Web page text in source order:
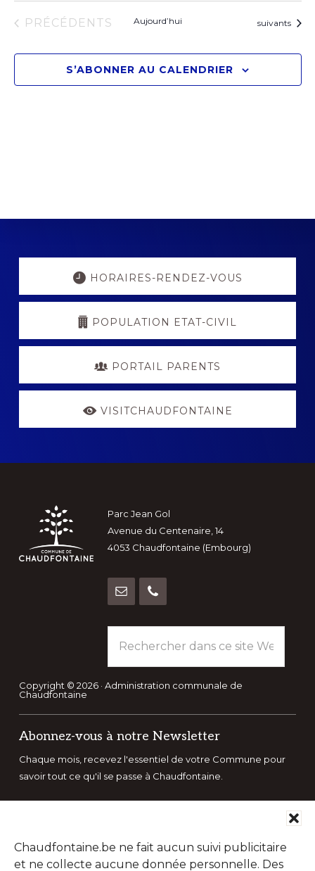
Chaudfontaine.be ne fait aucun suivi publicitaire
et ne collecte aucune donnée personnelle. Des
ÉVÈNEMENTS
PRÉCÉDENTS Aujourd’hui Évènements
suivants
S’ABONNER AU CALENDRIER
Explore
HORAIRES-RENDEZ-VOUS
POPULATION ETAT-CIVIL
PORTAIL PARENTS
VISITCHAUDFONTAINE
Footer
Parc Jean Gol
Avenue du Centenaire, 14
4053 Chaudfontaine (Embourg)
dans
ce
site
Copyright © 2026 · Administration communale de
Chaudfontaine
Abonnez-vous à notre Newsletter
Chaque mois, recevez l'essentiel de votre Commune pour
savoir tout ce qu'il se passe à Chaudfontaine.